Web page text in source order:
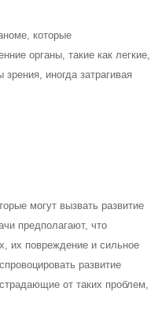
которые
органы, такие как легкие,
зрения, иногда затрагивая
могут вызвать развитие
предполагают, что
их повреждение и сильное
развитие
от таких проблем,